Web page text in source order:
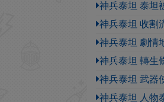
神兵泰坦 泰坦
神兵泰坦 收割
神兵泰坦 劇情
神兵泰坦 轉生
神兵泰坦 武器
神兵泰坦 人物